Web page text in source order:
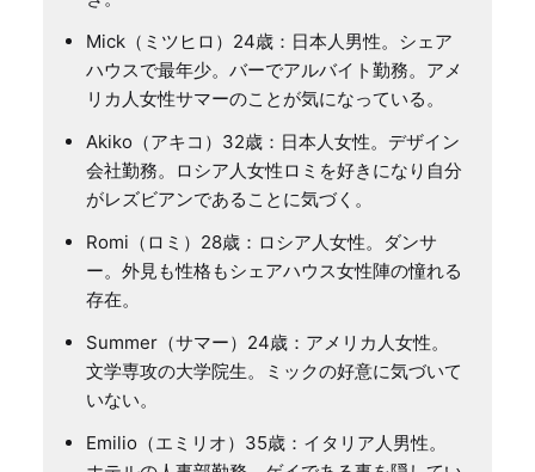
Mick（ミツヒロ）24歳：日本人男性。シェア
ハウスで最年少。バーでアルバイト勤務。アメ
リカ人女性サマーのことが気になっている。
Akiko（アキコ）32歳：日本人女性。デザイン
会社勤務。ロシア人女性ロミを好きになり自分
がレズビアンであることに気づく。
Romi（ロミ）28歳：ロシア人女性。ダンサ
ー。外見も性格もシェアハウス女性陣の憧れる
存在。
Summer（サマー）24歳：アメリカ人女性。
文学専攻の大学院生。ミックの好意に気づいて
いない。
Emilio（エミリオ）35歳：イタリア人男性。